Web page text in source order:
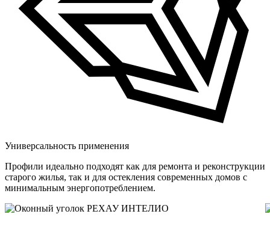
Универсальность применения
Профили идеально подходят как для ремонта и реконструкции
старого жилья, так и для остекления современных домов с
минимальным энергопотреблением.